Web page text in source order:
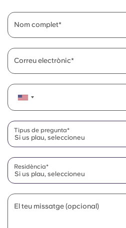
Nom complet
Correu electrònic
Si us plau, seleccioneu
Tipus de pregunta*
Si us plau, seleccioneu
Residència*
El teu missatge (opcional)